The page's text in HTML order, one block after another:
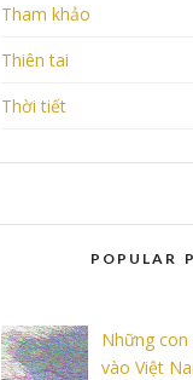
Tham khảo
Thiên tai
Thời tiết
POPULAR
Những
vào Việt